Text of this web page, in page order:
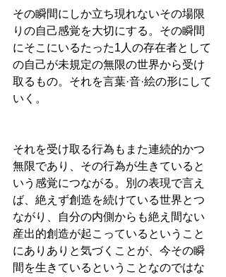
その瞬間にしか立ち現れないその場限
りの自己感覚を大切にする。その瞬間
にそこにいるたった1人の存在者として
の自己が未規定の無限の世界から受け
取るもの。それを言葉·音·絵の形にして
いく。
それを受け取る行為もまた連続的かつ
無限であり、その行為が生きていると
いう感覚につながる。別の表現で言え
ば、絶えず創造を続けている世界とつ
ながり、自分の内側からも絶え間ない
産出的創造が起こっているということ
にありありと気づくことが、今その瞬
間を生きているということなのではな